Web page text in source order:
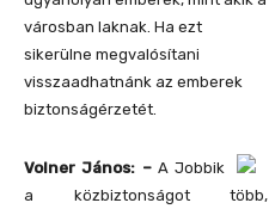
városban laknak. Ha ezt
sikerülne megvalósítani
visszaadhatnánk az emberek
biztonságérzetét.
Volner János: – A Jobbik
a közbiztonságot több,